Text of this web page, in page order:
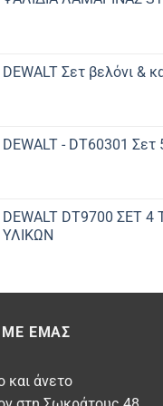
DEWALT Σετ βελόνι &
DEWALT - DT60301 Σετ
DEWALT DT9700 ΣET
ΥΛΙΚΩΝ
ΜΕ ΕΜΆΣ
και άνετο